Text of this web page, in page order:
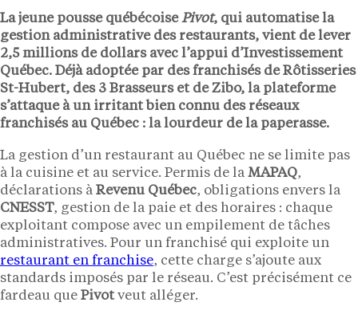
La jeune pousse québécoisePivot, qui automatise la
gestion administrative des restaurants, vient de lever
2,5 millions de dollarsavec l’appui d’Investissement
Québec. Déjà adoptée par des franchisés deRôtisseries
St-Hubert, des 3 Brasseurset deZibo, la plateforme
s’attaque à un irritant bien connu des réseaux
franchisés au Québec : la lourdeur de la paperasse.
La gestion d’un restaurant au Québec ne se limite pas
à la cuisine et au service. Permis de la MAPAQ,
déclarations à Revenu Québec, obligations envers la
CNESST, gestion de la paie et des horaires : chaque
exploitant compose avec un empilement de tâches
administratives. Pour un franchisé qui exploite un
restaurant en franchise, cette charge s’ajoute aux
standards imposés par le réseau. C’est précisément ce
fardeau que Pivotveut alléger.